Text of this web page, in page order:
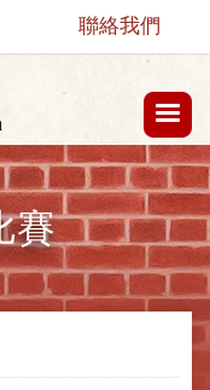
聯絡我們
賽